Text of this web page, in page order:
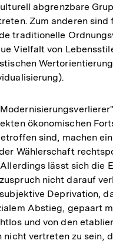
abgrenzbare
Zum anderen sind
traditionelle
Vielfalt von
ökonomischen
sind, machen
Wählerschaft
lässt sich die
nicht darauf
Deprivation,
Abstieg, gepaart
und von den
nicht vertreten zu sein,